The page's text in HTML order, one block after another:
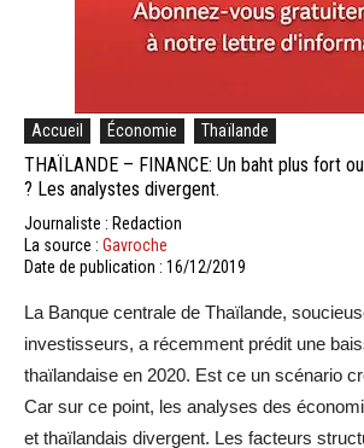
Accueil Économie Thaïlande
THAÏLANDE – FINANCE: Un baht plus fort
? Les analystes divergent.
Journaliste : Redaction
La source : Gavroche
Date de publication : 16/12/2019
La Banque centrale de Thaïlande,
investisseurs, a récemment prédit une
thaïlandaise en 2020. Est ce un scénario
Car sur ce point, les analyses des
et thaïlandais divergent. Les facteurs